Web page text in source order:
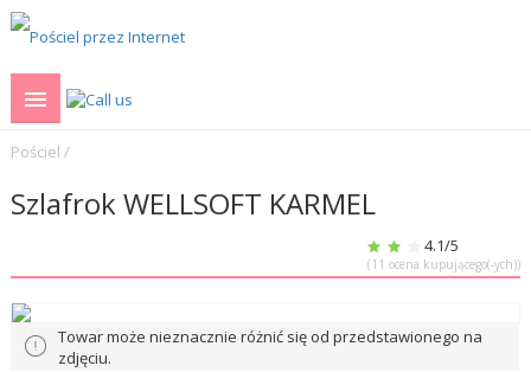
Pościel /
Szlafrok WELLSOFT KARMEL
4.1/5
(11 ocena kupującego(-ych))
Towar może nieznacznie różnić się od przedstawionego na
zdjęciu.